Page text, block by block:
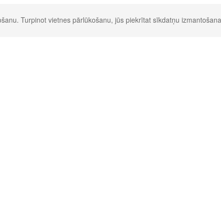
Turpinot vietnes pārlūkošanu, jūs piekrītat sīkdatņu